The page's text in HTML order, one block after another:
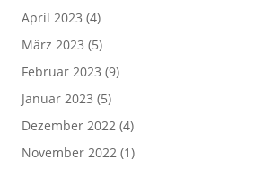
April 2023 (4)
März 2023 (5)
Februar 2023 (9)
Januar 2023 (5)
Dezember 2022 (4)
November 2022 (1)